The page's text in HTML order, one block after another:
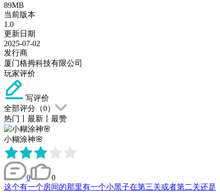
89MB
当前版本
1.0
更新日期
2025-07-02
发行商
厦门格拇科技有限公司
玩家评价
写评价
全部评分（0）
热门
最新 最赞
小糊涂神🌸
0
0
这个有一个房间的那里有一个小黑子在第三关或者第二关还是